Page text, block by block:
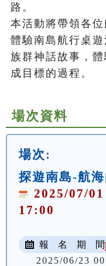
路。
本活動將帶領各
體驗南島航行桌
族群神話故事，
成目標的過程。
場次資料
場次:
探遊南島-航
2025/07/
17:00
報 名 期 間
2025/06/23